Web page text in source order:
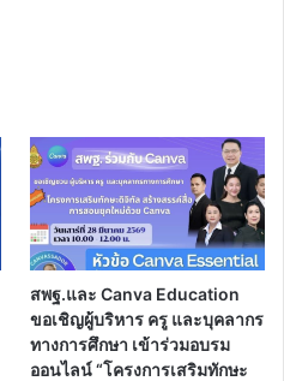
สพฐ.และ Canva Education
ขอเชิญผู้บริหาร ครู และบุคลากร
ทางการศึกษา เข้าร่วมอบรม
ออนไลน์ “โครงการเสริมทักษะ